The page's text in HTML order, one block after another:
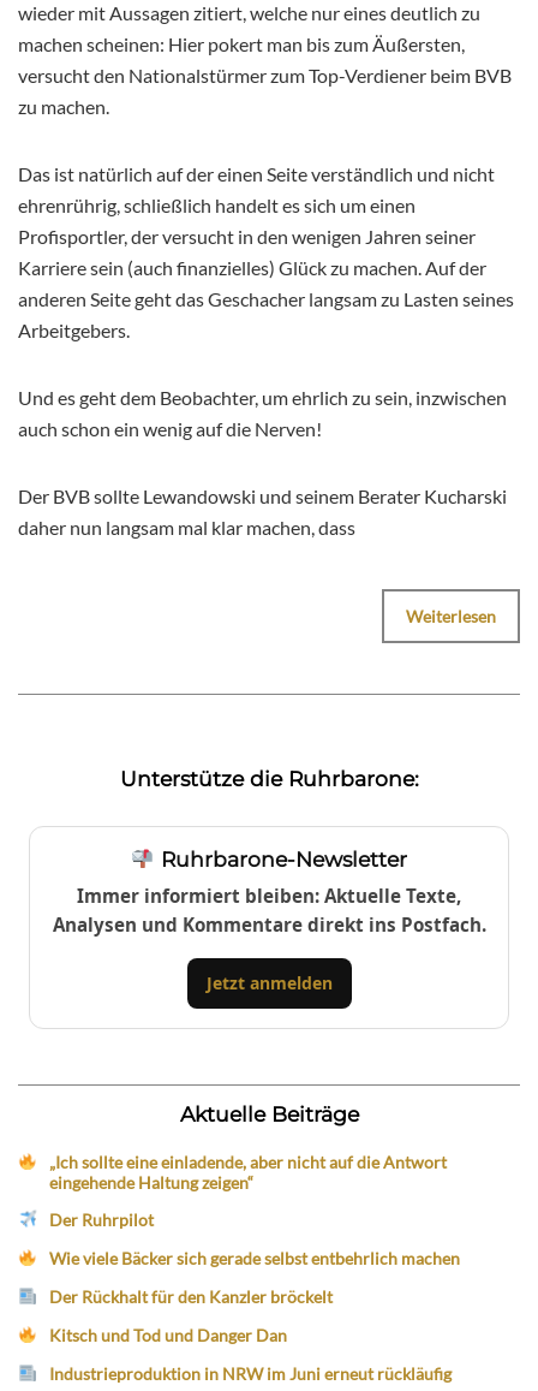
wieder mit Aussagen zitiert, welche nur eines deutlich zu
machen scheinen: Hier pokert man bis zum Äußersten,
versucht den Nationalstürmer zum Top-Verdiener beim BVB
zu machen.
Das ist natürlich auf der einen Seite verständlich und nicht
ehrenrührig, schließlich handelt es sich um einen
Profisportler, der versucht in den wenigen Jahren seiner
Karriere sein (auch finanzielles) Glück zu machen. Auf der
anderen Seite geht das Geschacher langsam zu Lasten seines
Arbeitgebers.
Und es geht dem Beobachter, um ehrlich zu sein, inzwischen
auch schon ein wenig auf die Nerven!
Der BVB sollte Lewandowski und seinem Berater Kucharski
daher nun langsam mal klar machen, dass
Weiterlesen
Unterstütze die Ruhrbarone:
Ruhrbarone-Newsletter
Immer informiert bleiben: Aktuelle Texte,
Analysen und Kommentare direkt ins Postfach.
Jetzt anmelden
Aktuelle Beiträge
„Ich sollte eine einladende, aber nicht auf die Antwort
eingehende Haltung zeigen“
Der Ruhrpilot
Wie viele Bäcker sich gerade selbst entbehrlich machen
Der Rückhalt für den Kanzler bröckelt
Kitsch und Tod und Danger Dan
Industrieproduktion in NRW im Juni erneut rückläufig